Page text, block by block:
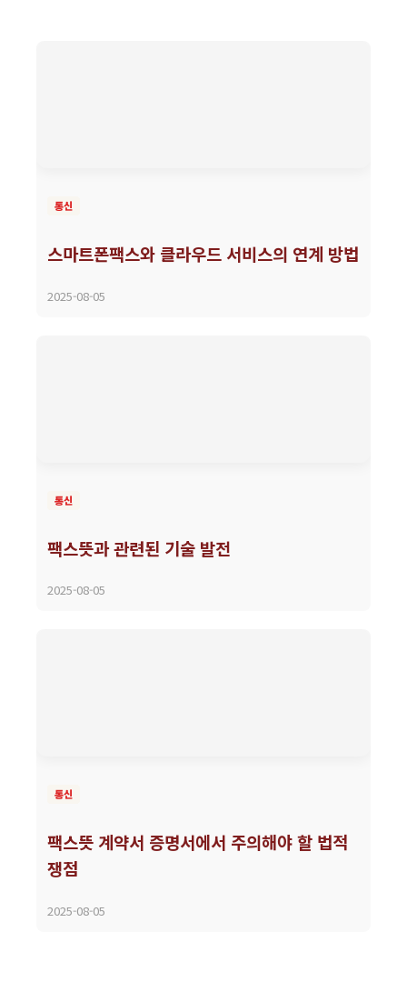
통신
스마트폰팩스와 클라우드 서비스의 연계 방법
2025-08-05
통신
팩스뜻과 관련된 기술 발전
2025-08-05
통신
팩스뜻 계약서 증명서에서 주의해야 할 법적
쟁점
2025-08-05